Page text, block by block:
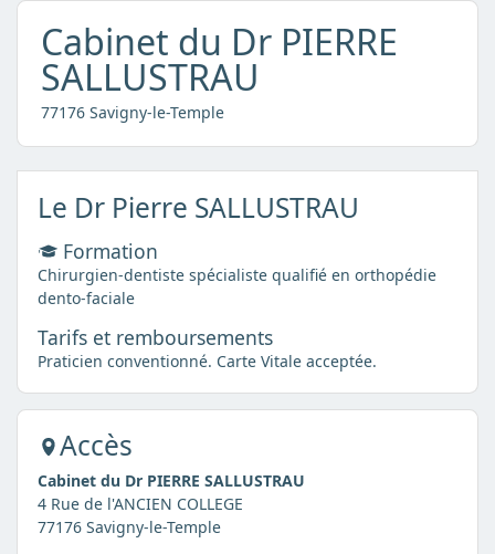
Cabinet du Dr PIERRE
SALLUSTRAU
77176 Savigny-le-Temple
Le Dr Pierre SALLUSTRAU
Formation
Chirurgien-dentiste spécialiste qualifié en orthopédie
dento-faciale
Tarifs et remboursements
Praticien conventionné. Carte Vitale acceptée.
Accès
Cabinet du Dr PIERRE SALLUSTRAU
4 Rue de l'ANCIEN COLLEGE
77176 Savigny-le-Temple